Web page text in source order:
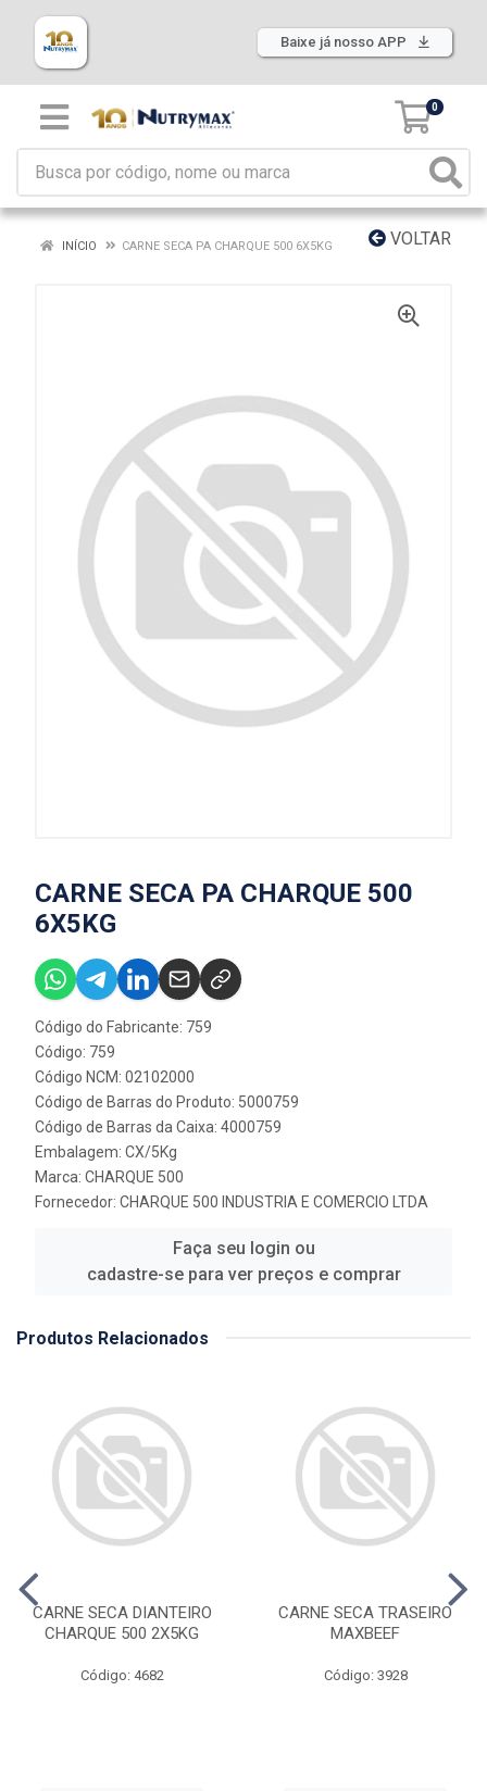
Baixe já nosso APP
0
VOLTAR
INÍCIO CARNE SECA PA CHARQUE 500 6X5KG
CARNE SECA PA CHARQUE 500
6X5KG
Código do Fabricante: 759
Código: 759
Código NCM: 02102000
Código de Barras do Produto: 5000759
Código de Barras da Caixa: 4000759
Embalagem: CX/5Kg
Marca: CHARQUE 500
Fornecedor: CHARQUE 500 INDUSTRIA E COMERCIO LTDA
Faça seu login ou
cadastre-se para ver preços e comprar
Produtos Relacionados
CARNE SECA DIANTEIRO
CHARQUE 500 2X5KG
Código: 4682
CARNE SECA TRASEIRO
MAXBEEF
Código: 3928